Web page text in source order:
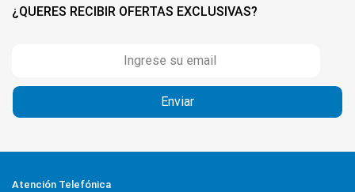
¿QUERES RECIBIR OFERTAS EXCLUSIVAS?
Atención Telefónica